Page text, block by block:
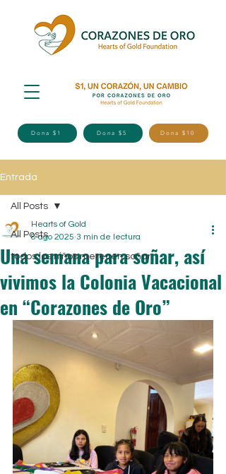
Dona $1 Dona $5 Dona $10
Entrada
All Posts
todos los niños merecen soñar
All Posts
Una semana para soñar, así
vivimos la Colonia Vacacional
en “Corazones de Oro”
Hearts of Gold
8 ago 2025 3 min de lectura